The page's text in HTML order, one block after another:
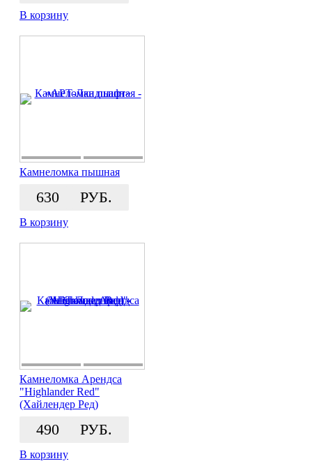
В корзину
Камнеломка пышная
630 РУБ.
В корзину
Камнеломка Арендса
"Highlander Red"
(Хайлендер Ред)
490 РУБ.
В корзину